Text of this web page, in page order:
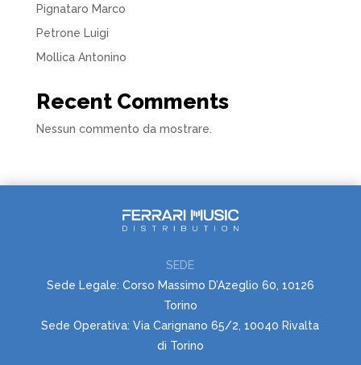
Pignataro Marco
Petrone Luigi
Mollica Antonino
Recent Comments
Nessun commento da mostrare.
SEDE
Sede Legale: Corso Massimo D’Azeglio 60, 10126
Torino
Sede Operativa: Via Carignano 65/2, 10040 Rivalta
di Torino